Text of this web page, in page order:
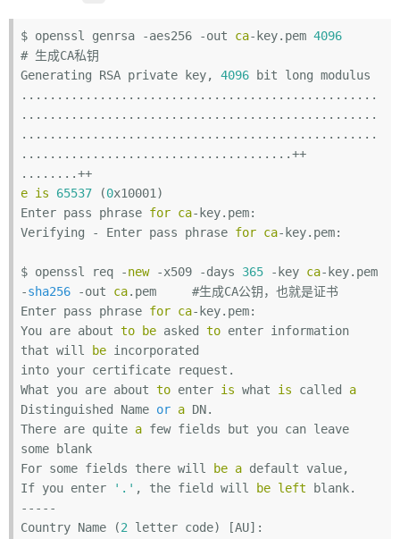
$ openssl genrsa -aes256 -out ca-key.pem 4096
# 生成CA私钥
Generating RSA private key, 4096 bit long modulus
..................................................
..................................................
..................................................
......................................++
e is 65537 (0x10001)
Enter pass phrase for ca-key.pem:
Verifying - Enter pass phrase for ca-key.pem:
$ openssl req -new -x509 -days 365 -key ca-key.pem
-sha256 -out ca.pem     #生成CA公钥，也就是证书
Enter pass phrase for ca-key.pem:
You are about to be asked to enter information
that will
be incorporated
into your certificate request.
What you are about to enter is what is called a
Distinguished Name or a DN.
There are quite a few fields but you can leave
some blank
For some fields there will
be a default value,
If you enter
'.' , the field will be left blank.
-----
Country Name (2 letter code) [AU]: